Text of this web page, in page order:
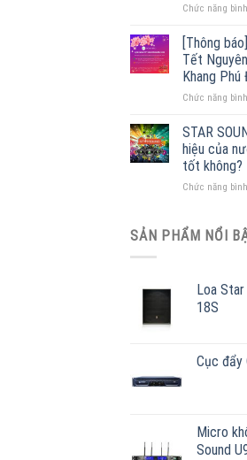
Chức năng
[Thông
Tết
Khang
Chức năng
STAR
hiệu của
tốt không?
Chức năng
SẢN PHẨM NỔI
Loa
18S
Cục đẩy
Micro
Sound